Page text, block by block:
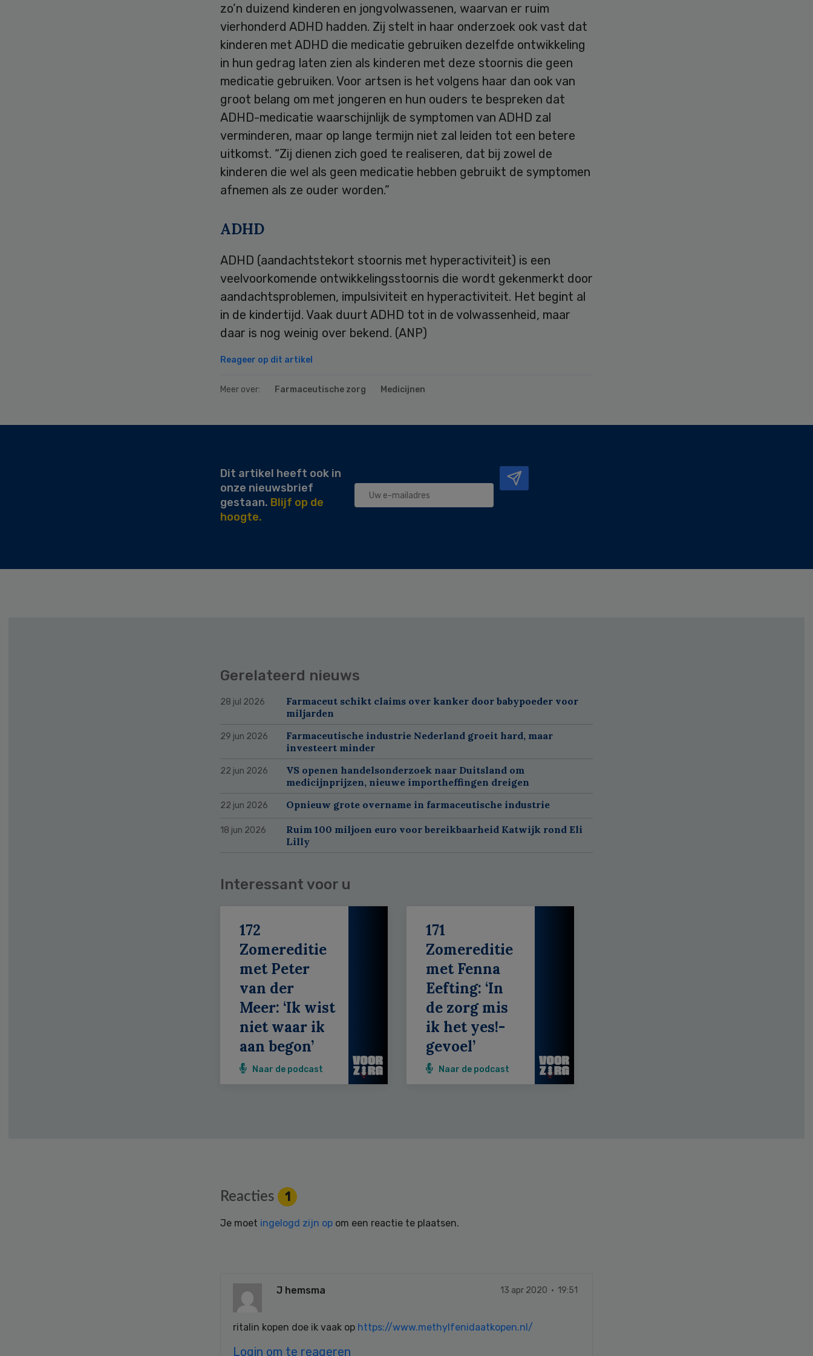
zo’n duizend kinderen en jongvolwassenen, waarvan er ruim
vierhonderd ADHD hadden. Zij stelt in haar onderzoek ook vast dat
kinderen met ADHD die medicatie gebruiken dezelfde ontwikkeling
in hun gedrag laten zien als kinderen met deze stoornis die geen
medicatie gebruiken. Voor artsen is het volgens haar dan ook van
groot belang om met jongeren en hun ouders te bespreken dat
ADHD-medicatie waarschijnlijk de symptomen van ADHD zal
verminderen, maar op lange termijn niet zal leiden tot een betere
uitkomst. “Zij dienen zich goed te realiseren, dat bij zowel de
kinderen die wel als geen medicatie hebben gebruikt de symptomen
afnemen als ze ouder worden.”
ADHD
ADHD (aandachtstekort stoornis met hyperactiviteit) is een
veelvoorkomende ontwikkelingsstoornis die wordt gekenmerkt door
aandachtsproblemen, impulsiviteit en hyperactiviteit. Het begint al
in de kindertijd. Vaak duurt ADHD tot in de volwassenheid, maar
daar is nog weinig over bekend. (ANP)
Reageer op dit artikel
Meer over: Farmaceutische zorg Medicijnen
Dit artikel heeft ook in
onze nieuwsbrief
gestaan. Blijf op de
hoogte.
Gerelateerd nieuws
28 jul 2026
Farmaceut schikt claims over kanker door babypoeder voor
miljarden
29 jun 2026
Farmaceutische industrie Nederland groeit hard, maar
investeert minder
22 jun 2026
VS openen handelsonderzoek naar Duitsland om
medicijnprijzen, nieuwe importheffingen dreigen
22 jun 2026 Opnieuw grote overname in farmaceutische industrie
18 jun 2026
Ruim 100 miljoen euro voor bereikbaarheid Katwijk rond Eli
Lilly
Interessant voor u
172
Zomereditie
met Peter
van der
Meer: ‘Ik wist
niet waar ik
aan begon’
Naar de podcast
171
Zomereditie
met Fenna
Eefting: ‘In
de zorg mis
ik het yes!-
gevoel’
Naar de podcast
Reacties 1
Je moet ingelogd zijn op om een reactie te plaatsen.
J hemsma 13 apr 2020 · 19:51
ritalin kopen doe ik vaak op https://www.methylfenidaatkopen.nl/
Login om te reageren